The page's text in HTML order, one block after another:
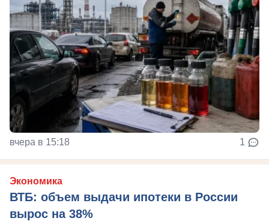
вчера в 15:18 1
Экономика
ВТБ: объем выдачи ипотеки в России
вырос на 38%